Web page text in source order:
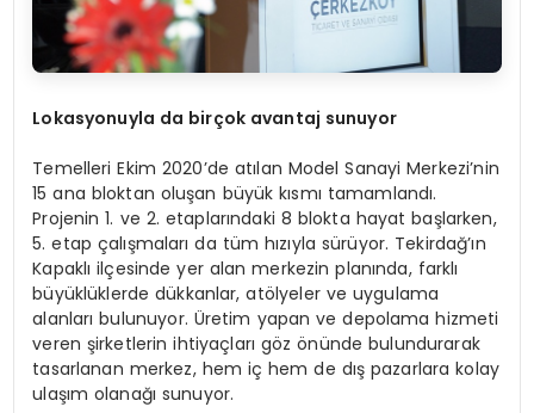
Lokasyonuyla da birçok avantaj sunuyor
Temelleri Ekim 2020’de atılan Model Sanayi Merkezi’nin
15 ana bloktan oluşan büyük kısmı tamamlandı.
Projenin 1. ve 2. etaplarındaki 8 blokta hayat başlarken,
5. etap çalışmaları da tüm hızıyla sürüyor. Tekirdağ’ın
Kapaklı ilçesinde yer alan merkezin planında, farklı
büyüklüklerde dükkanlar, atölyeler ve uygulama
alanları bulunuyor. Üretim yapan ve depolama hizmeti
veren şirketlerin ihtiyaçları göz önünde bulundurarak
tasarlanan merkez, hem iç hem de dış pazarlara kolay
ulaşım olanağı sunuyor.